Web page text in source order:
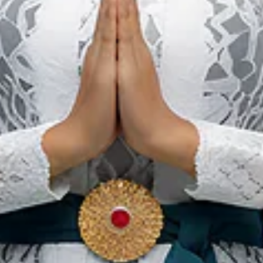
Dit Zijn de Meest Populaire
Alternatieve
Behandelingen in
Indonesië
Onze websites